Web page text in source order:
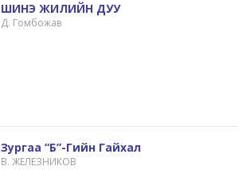
ШИНЭ ЖИЛИЙН ДУУ
Д. Гомбожав
Зургаа “б”-Гийн Гайхал
В. ЖЕЛЕЗНИКОВ